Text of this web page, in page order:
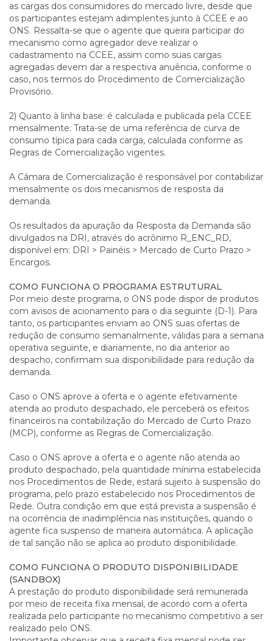
as cargas dos consumidores do mercado livre, desde que
os participantes estejam adimplentes junto à CCEE e ao
ONS. Ressalta-se que o agente que queira participar do
mecanismo como agregador deve realizar o
cadastramento na CCEE, assim como suas cargas
agregadas devem dar a respectiva anuência, conforme o
caso, nos termos do Procedimento de Comercialização
Provisório.
2) Quanto à linha base: é calculada e publicada pela CCEE
mensalmente. Trata-se de uma referência de curva de
consumo típica para cada carga, calculada conforme as
Regras de Comercialização vigentes.
A Câmara de Comercialização é responsável por contabilizar
mensalmente os dois mecanismos de resposta da
demanda.
Os resultados da apuração da Resposta da Demanda são
divulgados na DRI, através do acrônimo R_ENC_RD,
disponível em: DRI > Painéis > Mercado de Curto Prazo >
Encargos.
COMO FUNCIONA O PROGRAMA ESTRUTURAL
Por meio deste programa, o ONS pode dispor de produtos
com avisos de acionamento para o dia seguinte (D-1). Para
tanto, os participantes enviam ao ONS suas ofertas de
redução de consumo semanalmente, válidas para a semana
operativa seguinte, e diariamente, no dia anterior ao
despacho, confirmam sua disponibilidade para redução da
demanda.
Caso o ONS aprove a oferta e o agente efetivamente
atenda ao produto despachado, ele perceberá os efeitos
financeiros na contabilização do Mercado de Curto Prazo
(MCP), conforme as Regras de Comercialização.
Caso o ONS aprove a oferta e o agente não atenda ao
produto despachado, pela quantidade mínima estabelecida
nos Procedimentos de Rede, estará sujeito à suspensão do
programa, pelo prazo estabelecido nos Procedimentos de
Rede. Outra condição em que está prevista a suspensão é
na ocorrência de inadimplência nas instituições, quando o
agente fica suspenso de maneira automática. A aplicação
de tal sanção não se aplica ao produto disponibilidade.
COMO FUNCIONA O PRODUTO DISPONIBILIDADE
(SANDBOX)
A prestação do produto disponibilidade será remunerada
por meio de receita fixa mensal, de acordo com a oferta
realizada pelo participante no mecanismo competitivo a ser
realizado pelo ONS.